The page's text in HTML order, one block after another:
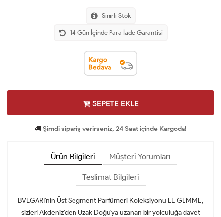
Sınırlı Stok
14 Gün İçinde Para İade Garantisi
SEPETE EKLE
Şimdi sipariş verirseniz, 24 Saat içinde Kargoda!
Ürün Bilgileri Müşteri Yorumları
Teslimat Bilgileri
BVLGARI'nin Üst Segment Parfümeri Koleksiyonu LE GEMME,
sizleri Akdeniz'den Uzak Doğu'ya uzanan bir yolculuğa davet